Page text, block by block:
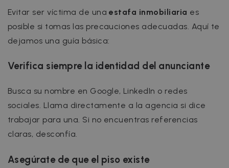
Evitar ser víctima de unaestafa inmobiliaria es
posible si tomas las precauciones adecuadas. Aquí te
dejamos una guía básica:
Verifica siempre la identidad del anunciante
Busca su nombre en Google, LinkedIn o redes
sociales. Llama directamente a la agencia si dice
trabajar para una. Si no encuentras referencias
claras, desconfía.
Asegúrate de que el piso existe